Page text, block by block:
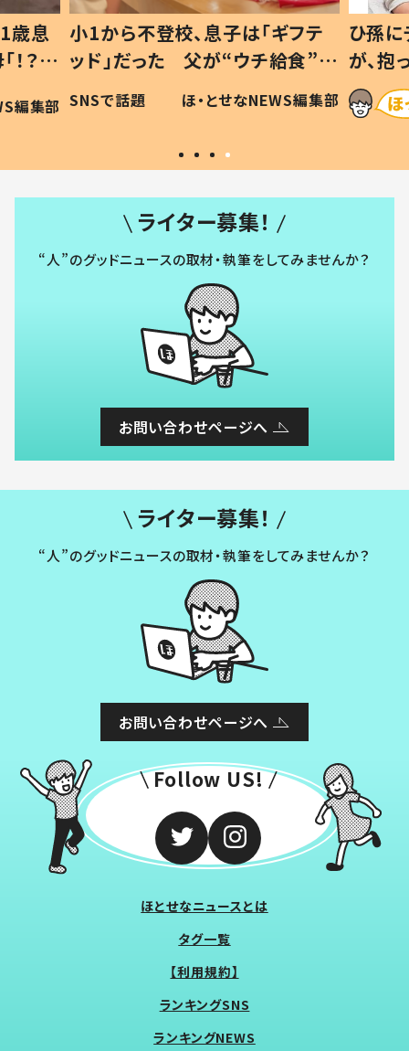
歳息
？」
編集部
小1から不登校、息子は「ギフテ
ッド」だった 父が“ウチ給食”を
作り続ける理由とは #令和の親
#令和の子
SNSで話題 ほ・とせなNEWS編集部
ひ孫
が、
「涙が
い」
ライター募集！
“人”のグッドニュースの取材・執筆をしてみませんか？
お問い合わせページへ
ライター募集！
“人”のグッドニュースの取材・執筆をしてみませんか？
お問い合わせページへ
Follow US!
ほとせなニュースとは
タグ一覧
【利用規約】
ランキングSNS
ランキングNEWS